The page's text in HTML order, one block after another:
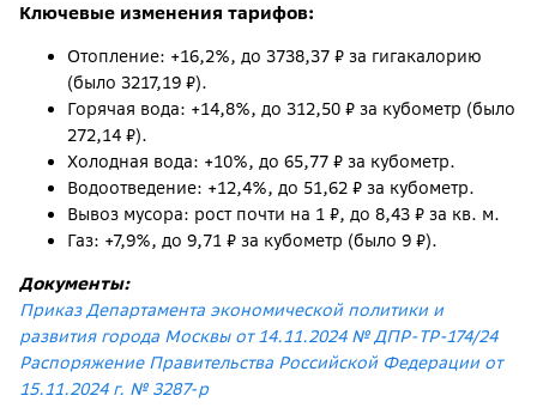
Ключевые изменения тарифов:
Отопление: +16,2%, до 3738,37 ₽ за гигакалорию
(было 3217,19 ₽).
Горячая вода: +14,8%, до 312,50 ₽ за кубометр (было
272,14 ₽).
Холодная вода: +10%, до 65,77 ₽ за кубометр.
Водоотведение: +12,4%, до 51,62 ₽ за кубометр.
Вывоз мусора: рост почти на 1 ₽, до 8,43 ₽ за кв. м.
Газ: +7,9%, до 9,71 ₽ за кубометр (было 9 ₽).
Документы:
Приказ Департамента экономической политики и
развития города Москвы от 14.11.2024 № ДПР-⁠ТР-⁠174/24
Распоряжение Правительства Российской Федерации от
15.11.2024 г. № 3287-р